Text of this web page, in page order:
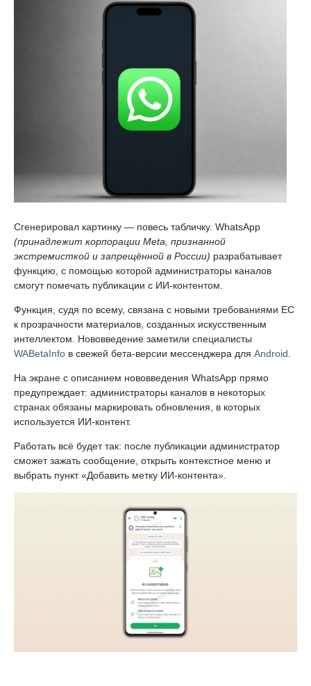
Сгенерировал картинку — повесь табличку. WhatsApp
(принадлежит корпорации Meta, признанной
экстремисткой и запрещённой в России) разрабатывает
функцию, с помощью которой администраторы каналов
смогут помечать публикации с ИИ-контентом.
Функция, судя по всему, связана с новыми требованиями ЕС
к прозрачности материалов, созданных искусственным
интеллектом. Нововведение заметили специалисты
WABetaInfo в свежей бета-версии мессенджера для Android
На экране с описанием нововведения WhatsApp прямо
предупреждает: администраторы каналов в некоторых
странах обязаны маркировать обновления, в которых
используется ИИ-контент.
Работать всё будет так: после публикации администратор
сможет зажать сообщение, открыть контекстное меню и
выбрать пункт «Добавить метку ИИ-контента».